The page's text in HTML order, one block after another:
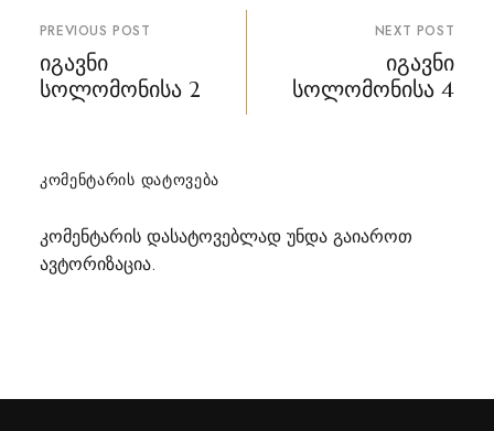
პოსტის
ნავიგაცია
PREVIOUS POST
იგავნი
სოლომონისა 2
NEXT POST
იგავნი
სოლომონისა 4
ᲙᲝᲛᲔᲜᲢᲐᲠᲘᲡ ᲓᲐᲢᲝᲕᲔᲑᲐ
კომენტარის დასატოვებლად უნდა გაიაროთ
ავტორიზაცია.